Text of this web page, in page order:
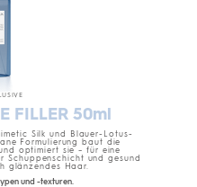
FILLER 50ml
Silk und Blauer-Lotus-
Formulierung baut die
optimiert sie – für eine
Schuppenschicht und gesund
glänzendes Haar.
und -texturen.